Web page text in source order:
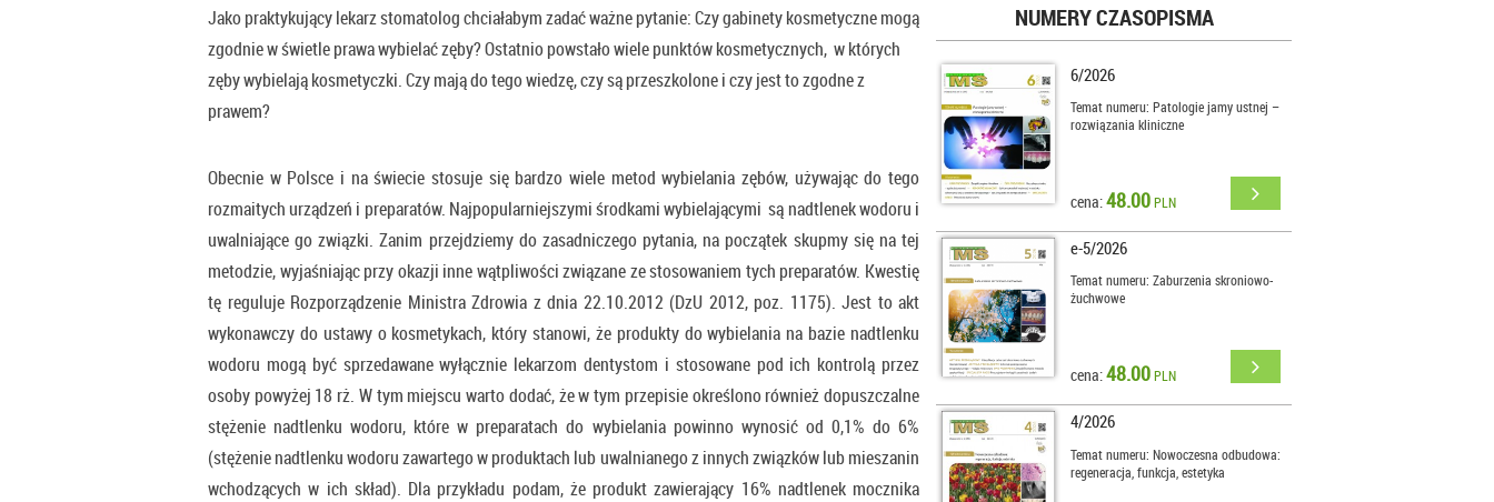
Jako praktykujący lekarz stomatolog chciałabym zadać ważne pytanie: Czy gabinety kosmetyczne mogą
zgodnie w świetle prawa wybielać zęby? Ostatnio powstało wiele punktów kosmetycznych, w których
zęby wybielają kosmetyczki. Czy mają do tego wiedzę, czy są przeszkolone i czy jest to zgodne z
prawem?
Obecnie w Polsce i na świecie stosuje się bardzo wiele metod wybielania zębów, używając do tego
rozmaitych urządzeń i preparatów. Najpopularniejszymi środkami wybielającymi są nadtlenek wodoru i
uwalniające go związki. Zanim przejdziemy do zasadniczego pytania, na początek skupmy się na tej
metodzie, wyjaśniając przy okazji inne wątpliwości związane ze stosowaniem tych preparatów. Kwestię
tę reguluje Rozporządzenie Ministra Zdrowia z dnia 22.10.2012 (DzU 2012, poz. 1175). Jest to akt
wykonawczy do ustawy o kosmetykach, który stanowi, że produkty do wybielania na bazie nadtlenku
wodoru mogą być sprzedawane wyłącznie lekarzom dentystom i stosowane pod ich kontrolą przez
osoby powyżej 18 rż. W tym miejscu warto dodać, że w tym przepisie określono również dopuszczalne
stężenie nadtlenku wodoru, które w preparatach do wybielania powinno wynosić od 0,1% do 6%
(stężenie nadtlenku wodoru zawartego w produktach lub uwalnianego z innych związków lub mieszanin
wchodzących w ich skład). Dla przykładu podam, że produkt zawierający 16% nadtlenek mocznika
NUMERY CZASOPISMA
6/2026
Temat numeru: Patologie jamy ustnej –
rozwiązania kliniczne
cena:48.00PLN
e-5/2026
Temat numeru: Zaburzenia skroniowo-
żuchwowe
cena:48.00PLN
4/2026
Temat numeru: Nowoczesna odbudowa:
regeneracja, funkcja, estetyka